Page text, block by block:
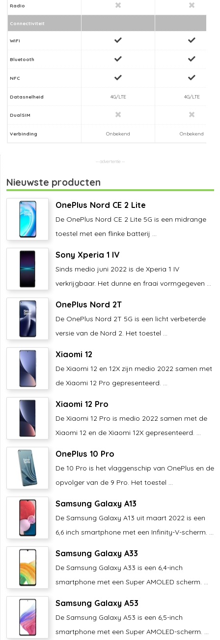
Radio
Connectiviteit
WiFi
Bluetooth
NFC
Datasnelheid 4G/LTE 4G/LTE
DualSIM
Verbinding Onbekend Onbekend
Nieuwste producten
OnePlus Nord CE 2 Lite
De OnePlus Nord CE 2 Lite 5G is een midrange
toestel met een flinke batterij ...
Sony Xperia 1 IV
Sinds medio juni 2022 is de Xperia 1 IV
verkrijgbaar. Het dunne en fraai vormgegeven ...
OnePlus Nord 2T
De OnePlus Nord 2T 5G is een licht verbeterde
versie van de Nord 2. Het toestel ...
Xiaomi 12
De Xiaomi 12 en 12X zijn medio 2022 samen met
de Xiaomi 12 Pro gepresenteerd. ...
Xiaomi 12 Pro
De Xiaomi 12 Pro is medio 2022 samen met de
Xiaomi 12 en de Xiaomi 12X gepresenteerd. ...
OnePlus 10 Pro
De 10 Pro is het vlaggenschip van OnePlus en de
opvolger van de 9 Pro. Het toestel ...
Samsung Galaxy A13
De Samsung Galaxy A13 uit maart 2022 is een
6,6 inch smartphone met een Infinity-V-scherm. ...
Samsung Galaxy A33
De Samsung Galaxy A33 is een 6,4-inch
smartphone met een Super AMOLED scherm. ...
Samsung Galaxy A53
De Samsung Galaxy A53 is een 6,5-inch
smartphone met een Super AMOLED-scherm. ...